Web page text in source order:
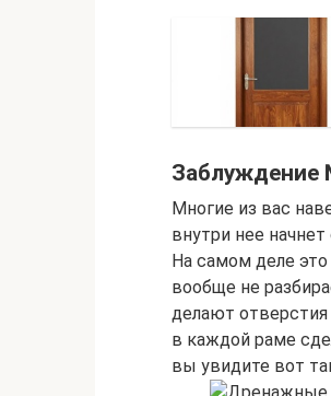
Заблуждение
Многие из вас
внутри нее
На самом деле
вообще не
делают
в каждой раме
вы увидите вот